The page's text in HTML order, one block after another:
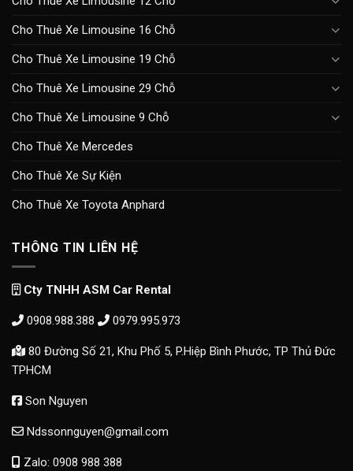
Cho Thuê Xe Limousine 16 Chỗ
Cho Thuê Xe Limousine 19 Chỗ
Cho Thuê Xe Limousine 29 Chỗ
Cho Thuê Xe Limousine 9 Chỗ
Cho Thuê Xe Mercedes
Cho Thuê Xe Sự Kiện
Cho Thuê Xe Toyota Anphard
THÔNG TIN LIÊN HỆ
Cty TNHH ASM Car Rental
0908.988.388 0979.995.973
80 Đường Số 21, Khu Phố 5, P.Hiệp Bình Phước, TP Thủ Đức
TPHCM
Son Nguyen
Ndssonnguyen@gmail.com
Zalo: 0908 988 388